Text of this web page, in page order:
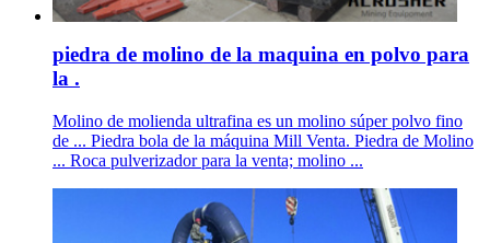
piedra de molino de la maquina en polvo para
la .
Molino de molienda ultrafina es un molino súper polvo fino
de ... Piedra bola de la máquina Mill Venta. Piedra de Molino
... Roca pulverizador para la venta; molino ...